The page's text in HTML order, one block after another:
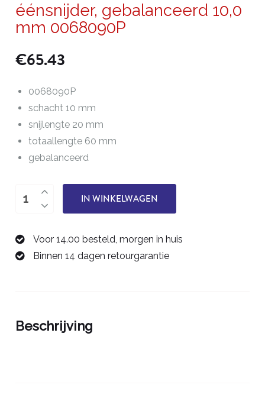
éénsnijder, gebalanceerd 10,0
mm 0068090P
€65.43
0068090P
schacht 10 mm
snijlengte 20 mm
totaallengte 60 mm
gebalanceerd
éénsnijder,
gebalanceerd
mm
0068090P
IN WINKELWAGEN
Voor 14.00 besteld, morgen in huis
Binnen 14 dagen retourgarantie
Beschrijving